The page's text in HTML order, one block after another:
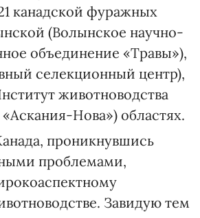
канадской фуражных
(Волынское научно-
объединение «Травы»),
селекционный центр),
животноводства
Нова») областях.
проникнувшись
проблемами,
Завидую тем